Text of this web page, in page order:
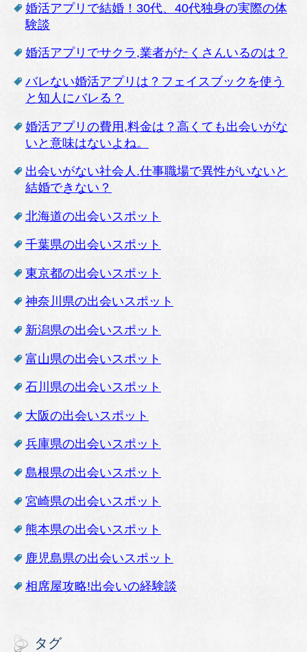
婚活アプリで結婚！30代、40代独身の実際の体
験談
婚活アプリでサクラ,業者がたくさんいるのは？
バレない婚活アプリは？フェイスブックを使う
と知人にバレる？
婚活アプリの費用,料金は？高くても出会いがな
いと意味はないよね。
出会いがない社会人.仕事職場で異性がいないと
結婚できない？
北海道の出会いスポット
千葉県の出会いスポット
東京都の出会いスポット
神奈川県の出会いスポット
新潟県の出会いスポット
富山県の出会いスポット
石川県の出会いスポット
大阪の出会いスポット
兵庫県の出会いスポット
島根県の出会いスポット
宮崎県の出会いスポット
熊本県の出会いスポット
鹿児島県の出会いスポット
相席屋攻略!出会いの経験談
タグ